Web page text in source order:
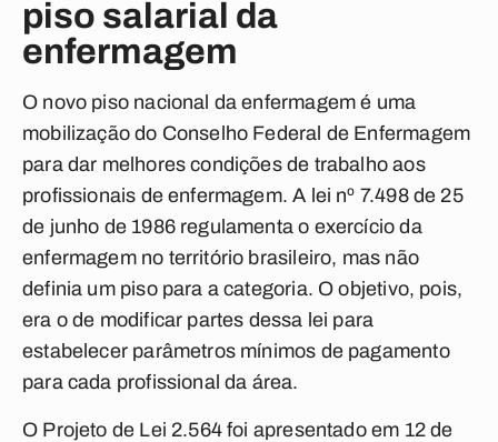
piso salarial da
enfermagem
O novo piso nacional da enfermagem é uma
mobilização do Conselho Federal de Enfermagem
para dar melhores condições de trabalho aos
profissionais de enfermagem. A lei nº 7.498 de 25
de junho de 1986 regulamenta o exercício da
enfermagem no território brasileiro, mas não
definia um piso para a categoria. O objetivo, pois,
era o de modificar partes dessa lei para
estabelecer parâmetros mínimos de pagamento
para cada profissional da área.
O Projeto de Lei 2.564 foi apresentado em 12 de